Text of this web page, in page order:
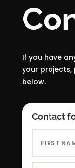
If you have
your projects,
below.
Contact